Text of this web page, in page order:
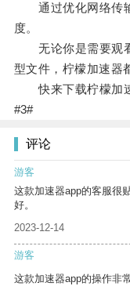
通过优化网络传输
度。
无论你是需要观看
型文件，柠檬加速器
快来下载柠檬加速
#3#
评论
游客
这款加速器app的客服很
好。
2023-12-14
游客
这款加速器app的操作非